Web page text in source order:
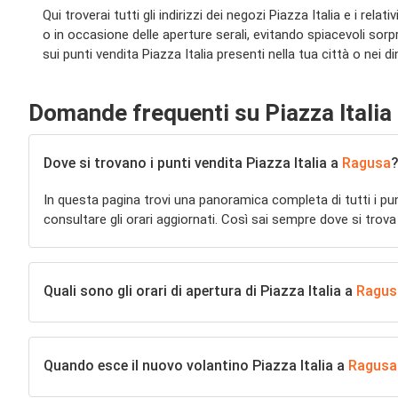
Qui troverai tutti gli indirizzi dei negozi Piazza Italia e i
o in occasione delle aperture serali, evitando spiacevoli
sui punti vendita Piazza Italia presenti nella tua città o nei
Domande frequenti su Piazza Italia
Dove si trovano i punti vendita Piazza Italia a Ragusa?
In questa pagina trovi una panoramica completa di tutti i
consultare gli orari aggiornati. Così sai sempre dove si
Quali sono gli orari di apertura di Piazza Italia a
Quando esce il nuovo volantino Piazza Italia a Ragusa